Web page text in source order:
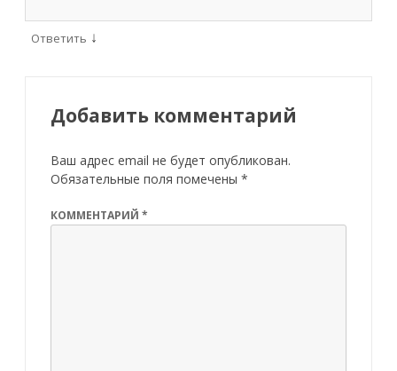
Ответить ↓
Добавить комментарий
Ваш адрес email не будет опубликован.
Обязательные поля помечены *
КОММЕНТАРИЙ *